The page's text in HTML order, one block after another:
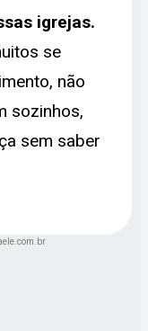
igrejas.
se
não
sozinhos,
sem saber